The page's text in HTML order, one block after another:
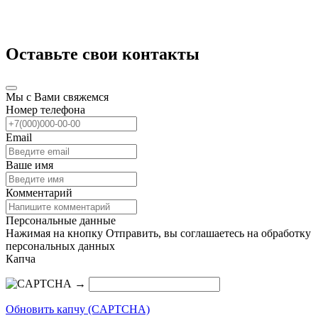
Оставьте свои контакты
Мы с Вами свяжемся
Номер телефона
Email
Ваше имя
Комментарий
Персональные данные
Нажимая на кнопку Отправить, вы соглашаетесь на обработку
персональных данных
Капча
→
Обновить капчу (CAPTCHA)